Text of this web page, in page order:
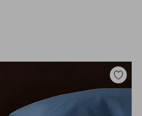
Zu
Favoriten